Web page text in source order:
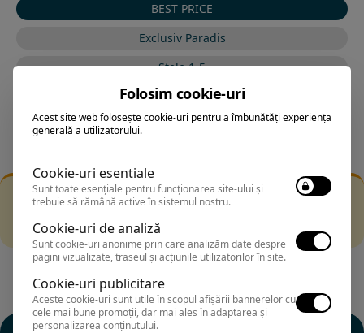
BEST PRICE
Exclusiv Paradis
Stele 1-5
Stele 5-1
Filtrarea nu a returnat niciun rezultat
alte fitre.
Folosim cookie-uri
Acest site web folosește cookie-uri pentru a îmbunătăți experiența
generală a utilizatorului.
Cookie-uri esentiale
Sunt toate esențiale pentru funcționarea site-ului și
trebuie să rămână active în sistemul nostru.
Cookie-uri de analiză
Sunt cookie-uri anonime prin care analizăm date despre
pagini vizualizate, traseul și acțiunile utilizatorilor în site.
Cookie-uri publicitare
Aceste cookie-uri sunt utile în scopul afișării bannerelor cu
cele mai bune promoții, dar mai ales în adaptarea și
personalizarea conținutului.